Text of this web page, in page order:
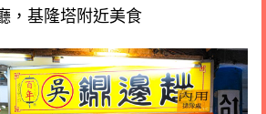
，基隆塔附近美食